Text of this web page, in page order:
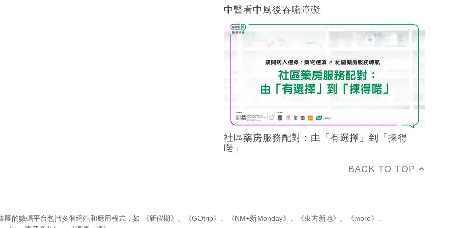
中醫看中風後吞嚥障礙
社區藥房服務配對：由「有選擇」到「揀得
啱」
BACK TO TOP
團的數碼平台包括多個網站和應用程式，如 《新假期》 、 《GOtrip》 、 《NM+新Monday》 、 《東方新地》 、 《more》 、